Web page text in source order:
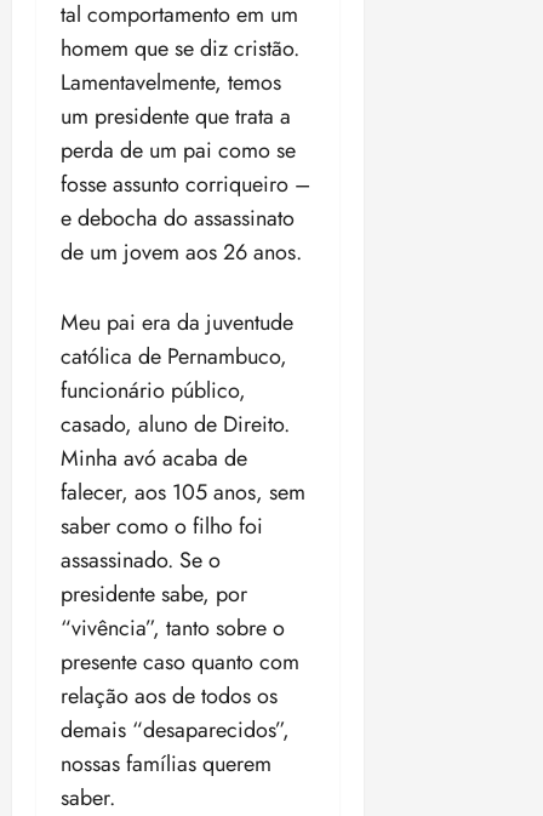
tal comportamento em um
homem que se diz cristão.
Lamentavelmente, temos
um presidente que trata a
perda de um pai como se
fosse assunto corriqueiro –
e debocha do assassinato
de um jovem aos 26 anos.
Meu pai era da juventude
católica de Pernambuco,
funcionário público,
casado, aluno de Direito.
Minha avó acaba de
falecer, aos 105 anos, sem
saber como o filho foi
assassinado. Se o
presidente sabe, por
“vivência”, tanto sobre o
presente caso quanto com
relação aos de todos os
demais “desaparecidos”,
nossas famílias querem
saber.